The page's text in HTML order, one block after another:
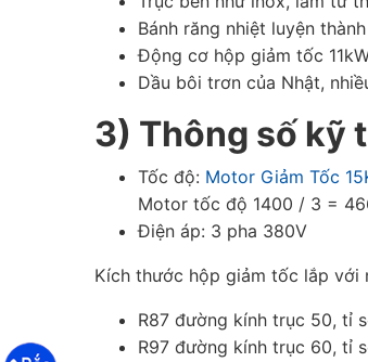
Bánh răng nhiệt luyện
Động cơ hộp giảm tốc
Dầu bôi trơn của Nhật,
3) Thông số kỹ
Tốc độ: Motor Giảm Tốc
Motor tốc độ 1400 / 3 =
Điện áp: 3 pha 380V
Kích thước hộp giảm tốc lắp với
R87 đường kính trục 50, tỉ
R97 đường kính trục 60, tỉ